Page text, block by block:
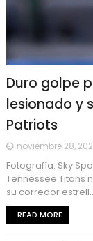
Duro golpe
lesionado y
Patriots
noviembre 28,
Fotografía: Sky
Tennessee Titans
su corredor
READ MORE